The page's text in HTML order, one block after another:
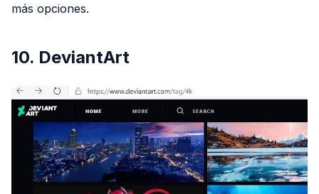
más opciones.
10. DeviantArt